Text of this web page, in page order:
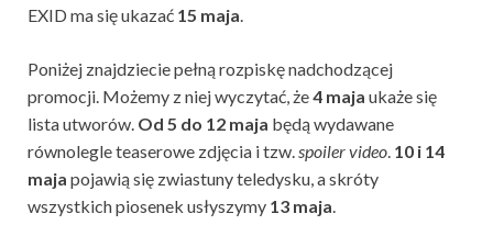
EXID ma się ukazać 15 maja.
Poniżej znajdziecie pełną rozpiskę nadchodzącej
promocji. Możemy z niej wyczytać, że4 maja ukaże się
lista utworów. Od 5 do 12 maja będą wydawane
równolegle teaserowe zdjęcia i tzw.spoiler video. 10 i 14
maja pojawią się zwiastuny teledysku, a skróty
wszystkich piosenek usłyszymy 13 maja.